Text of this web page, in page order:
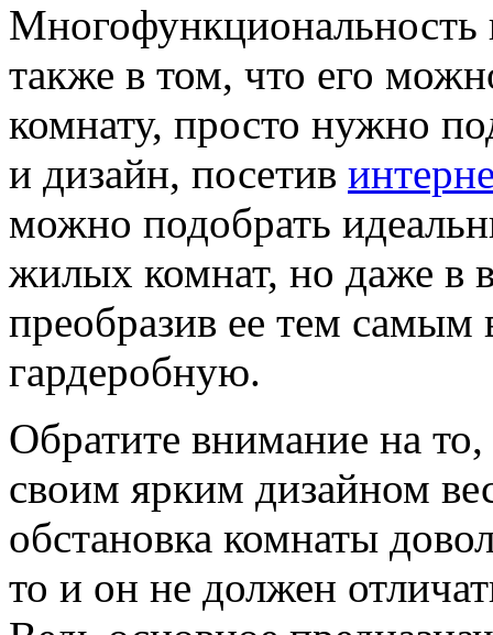
Многофункциональность
также в том, что его
комнату, просто нужно
и дизайн, посетив
можно подобрать
жилых комнат, но даже в
преобразив ее тем самым
гардеробную.
Обратите внимание на
своим ярким дизайном
обстановка комнаты
то и он не должен